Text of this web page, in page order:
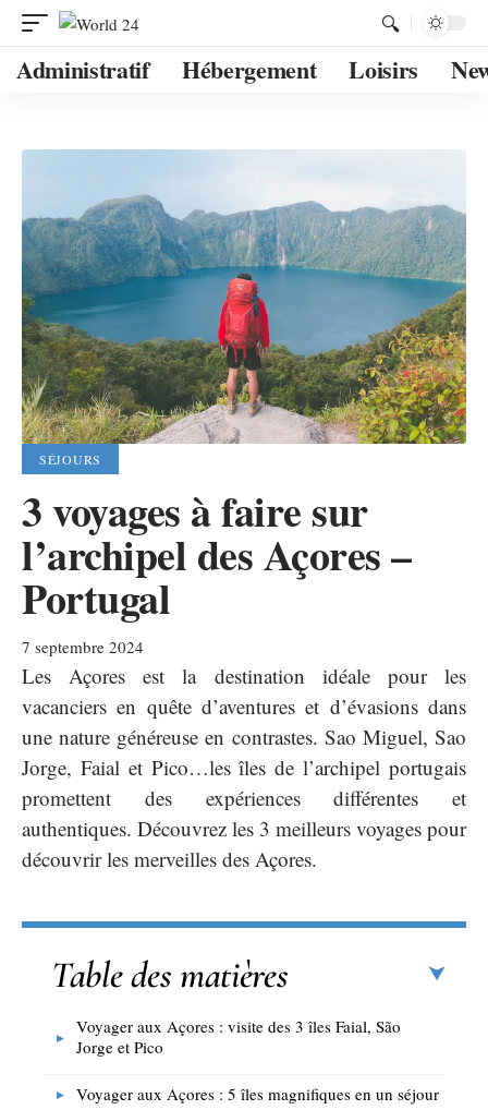
Administratif Hébergement Loisirs
SÉJOURS
3 voyages à faire sur
l’archipel des Açores –
Portugal
7 septembre 2024
Les Açores est la destination idéale pour les
vacanciers en quête d’aventures et d’évasions dans
une nature généreuse en contrastes. Sao Miguel, Sao
Jorge, Faial et Pico…les îles de l’archipel portugais
promettent des expériences différentes et
authentiques. Découvrez les 3 meilleurs voyages pour
découvrir les merveilles des Açores.
Table des matières
Voyager aux Açores : visite des 3 îles Faial, São
Jorge et Pico
Voyager aux Açores : 5 îles magnifiques en un séjour